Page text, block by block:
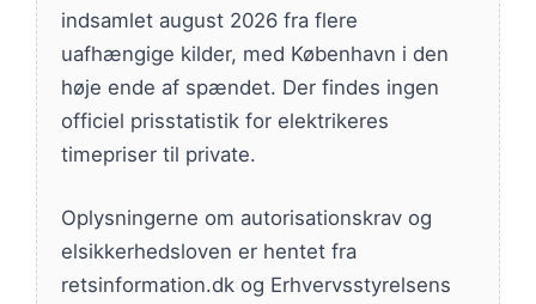
indsamlet august 2026 fra flere
uafhængige kilder, med København i den
høje ende af spændet. Der findes ingen
officiel prisstatistik for elektrikeres
timepriser til private.
Oplysningerne om autorisationskrav og
elsikkerhedsloven er hentet fra
retsinformation.dk og Erhvervsstyrelsens